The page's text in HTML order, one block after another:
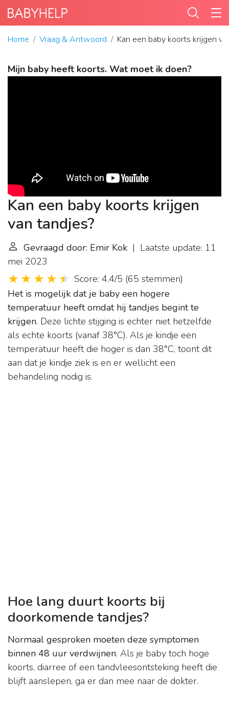
Home Vraag & Antwoord Kan een baby koorts krijgen
Mijn baby heeft koorts. Wat moet ik doen?
Kan een baby koorts krijgen
van tandjes?
Gevraagd door: Emir Kok | Laatste update: 11
mei 2023
Score: 4.4/5 (65 stemmen)
Het is mogelijk dat je baby een hogere
temperatuur heeft omdat hij tandjes begint te
krijgen. Deze lichte stijging is echter niet hetzelfde
als echte koorts (vanaf 38°C). Als je kindje een
temperatuur heeft die hoger is dan 38°C, toont dit
aan dat je kindje ziek is en er wellicht een
behandeling nodig is.
Hoe lang duurt koorts bij
doorkomende tandjes?
Normaal gesproken moeten deze symptomen
binnen 48 uur verdwijnen. Als je baby toch hoge
koorts, diarree of een tandvleesontsteking heeft die
blijft aanslepen, ga er dan mee naar de dokter.